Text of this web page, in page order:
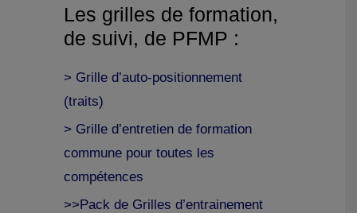
Les grilles de formation,
de suivi, de PFMP :
> Grille d’auto-positionnement
(traits)
> Grille d’entretien de formation
commune pour toutes les
compétences
>>Pack de Grilles d’entrainement